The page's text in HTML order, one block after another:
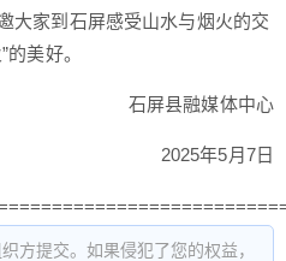
大家到石屏感受山水与烟火的交
美好。
石屏县融媒体中心
2025年5月7日
方提交。如果侵犯了您的权益，